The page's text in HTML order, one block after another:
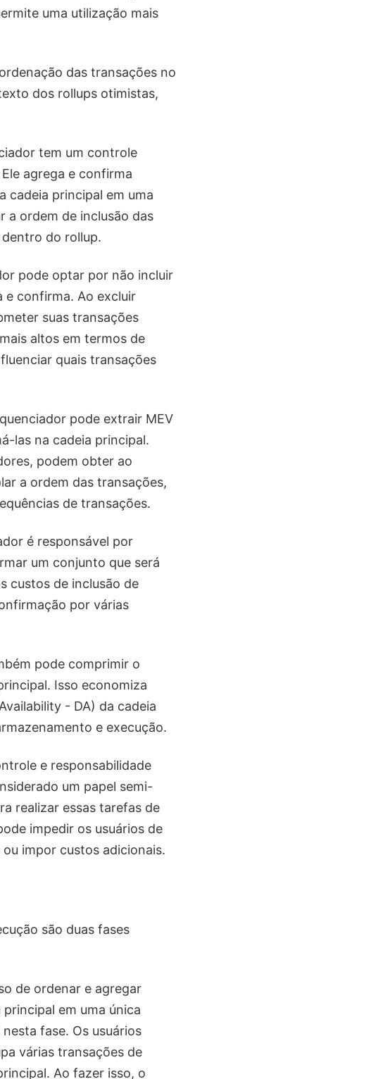
uma utilização mais
das transações no
dos rollups otimistas,
tem um controle
agrega e confirma
cadeia principal em uma
a ordem de inclusão das
do rollup.
pode optar por não incluir
e confirma. Ao excluir
suas transações
altos em termos de
quais transações
pode extrair MEV
las na cadeia principal.
podem obter ao
a ordem das transações,
de transações.
é responsável por
um conjunto que será
custos de inclusão de
por várias
pode comprimir o
Isso economiza
- DA) da cadeia
e execução.
e responsabilidade
um papel semi-
realizar essas tarefas de
impedir os usuários de
impor custos adicionais.
são duas fases
de ordenar e agregar
em uma única
fase. Os usuários
várias transações de
Ao fazer isso, o